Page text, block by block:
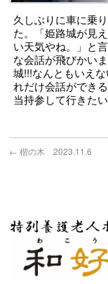
久しぶりに車に乗
た。「姫路城が見
い天気やね。」と
な会話が飛びかい
城!!!なんともいえ
れだけ会話ができ
当持参して行きたい
← 楷の木 2023.11.6